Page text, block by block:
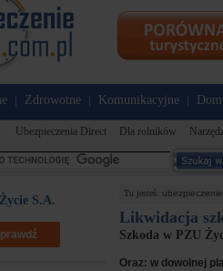
Zdrowotne Komunikacyjne
Ubezpieczenia Direct Dla rolników
S.A.
Tu jesteś:
Likwidacja
Szkoda w PZU
Oraz: w dowolnej